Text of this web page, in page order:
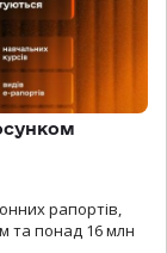
рапортів,
та понад 16 млн